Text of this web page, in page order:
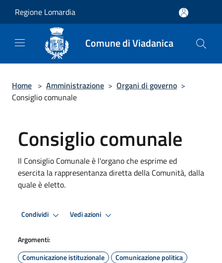
Regione Lomardia
Comune di Viadanica
Home > Amministrazione > Organi di governo >
Consiglio comunale
Consiglio comunale
Il Consiglio Comunale è l'organo che esprime ed
esercita la rappresentanza diretta della Comunità, dalla
quale è eletto.
Condividi Vedi azioni
Argomenti:
Comunicazione istituzionale
Comunicazione politica